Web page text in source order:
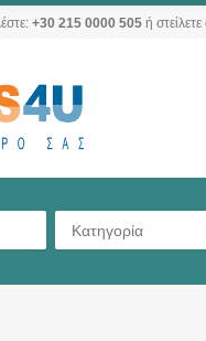
+30 215 0000 505 ή
Κατηγορία